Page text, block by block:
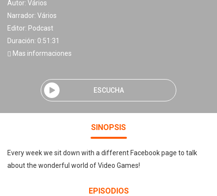
Autor: Vários
Narrador: Vários
Editor: Podcast
Duración: 0:51:31
Mas informaciones
ESCUCHA
SINOPSIS
Every week we sit down with a different Facebook page to talk
about the wonderful world of Video Games!
EPISODIOS